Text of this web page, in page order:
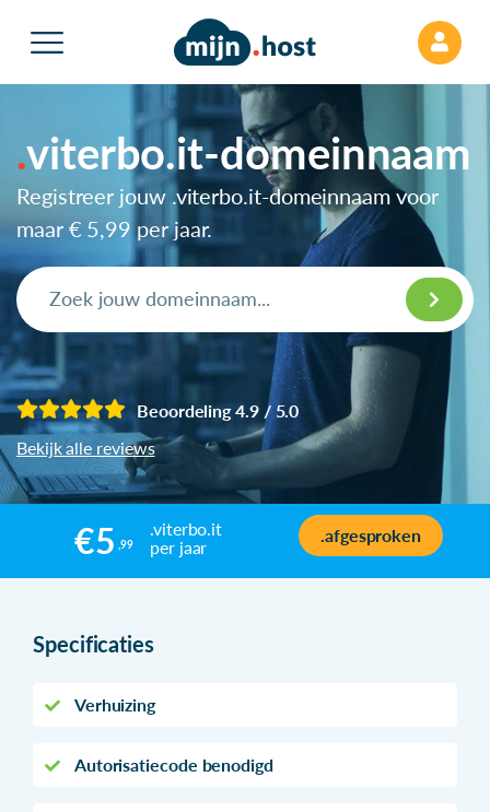
viterbo.it-domeinnaam
Registreer jouw .viterbo.it-domeinnaam voor
maar € 5,99 per jaar.
Beoordeling 4.9 / 5.0
Bekijk alle reviews
€5 ,99
.viterbo.it
per jaar
.afgesproken
Specificaties
Verhuizing
Autorisatiecode benodigd